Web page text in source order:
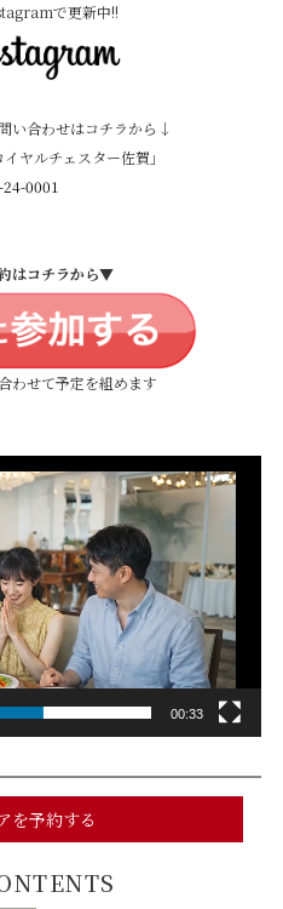
で更新中!!
い合わせはコチラから↓
ヤルチェスター佐賀」
0001
はコチラから▼
わせて予定を組めます
00:33
を予約する